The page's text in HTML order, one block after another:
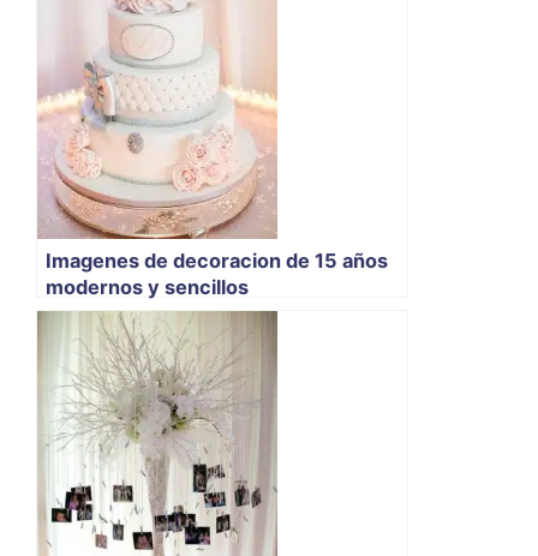
Imagenes de decoracion de 15 años
modernos y sencillos